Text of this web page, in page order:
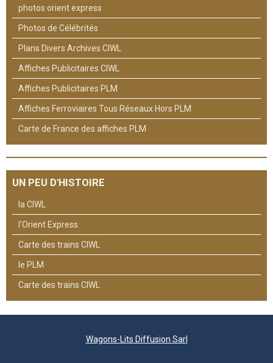
photos orient express
Photos de Célébrités
Plans Divers Archives CIWL
Affiches Publicitaires CIWL
Affiches Publicitaires PLM
Affiches Ferroviaires Tous Réseaux Hors PLM
Carte de France des affiches PLM
UN PEU D'HISTOIRE
la CIWL
l'Orient Express
Carte des trains CIWL
le PLM
Carte des trains CIWL
Wagons-Lits Diffusion Sarl